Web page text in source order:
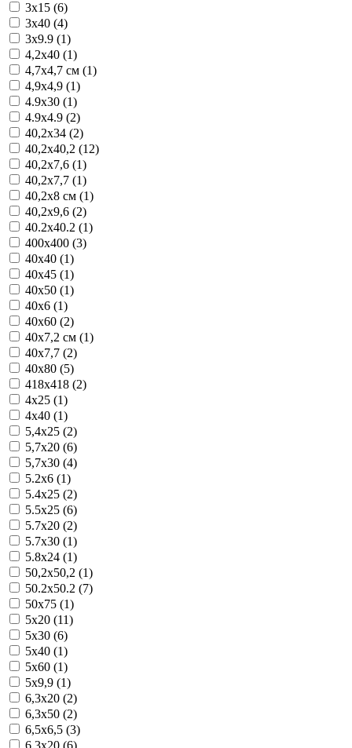
3x15 (6)
3x40 (4)
3x9.9 (1)
4,2x40 (1)
4,7x4,7 см (1)
4,9x4,9 (1)
4.9x30 (1)
4.9x4.9 (2)
40,2x34 (2)
40,2x40,2 (12)
40,2x7,6 (1)
40,2x7,7 (1)
40,2x8 см (1)
40,2x9,6 (2)
40.2x40.2 (1)
400x400 (3)
40x40 (1)
40x45 (1)
40x50 (1)
40x6 (1)
40x60 (2)
40x7,2 см (1)
40x7,7 (2)
40x80 (5)
418x418 (2)
4x25 (1)
4x40 (1)
5,4x25 (2)
5,7x20 (6)
5,7x30 (4)
5.2x6 (1)
5.4x25 (2)
5.5x25 (6)
5.7x20 (2)
5.7x30 (1)
5.8x24 (1)
50,2x50,2 (1)
50.2x50.2 (7)
50x75 (1)
5x20 (11)
5x30 (6)
5x40 (1)
5x60 (1)
5x9,9 (1)
6,3x20 (2)
6,3x50 (2)
6,5x6,5 (3)
6.3x20 (6)